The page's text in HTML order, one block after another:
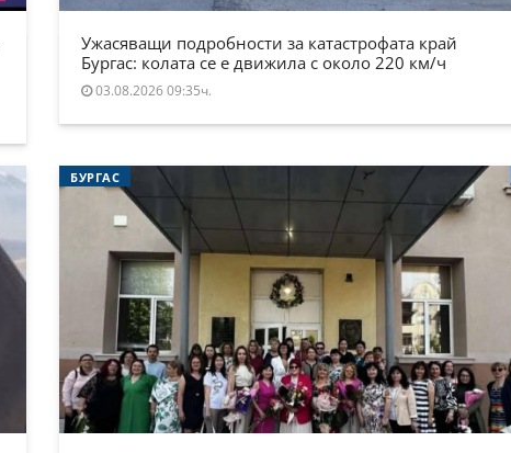
Ужасяващи подробности за катастрофата край
Бургас: колата се е движила с около 220 км/ч
03.08.2026 09:35ч.
БУРГАС